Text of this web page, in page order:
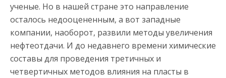
ученые. Но в нашей стране это направление
осталось недооцененным, а вот западные
компании, наоборот, развили методы увеличения
нефтеотдачи. И до недавнего времени химические
составы для проведения третичных и
четвертичных методов влияния на пласты в